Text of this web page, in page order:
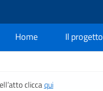
Home
current Il progetto
cliccaqui